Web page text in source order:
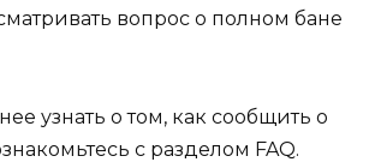
вопрос о полном бане
узнать о том, как сообщить о
с разделом FAQ.